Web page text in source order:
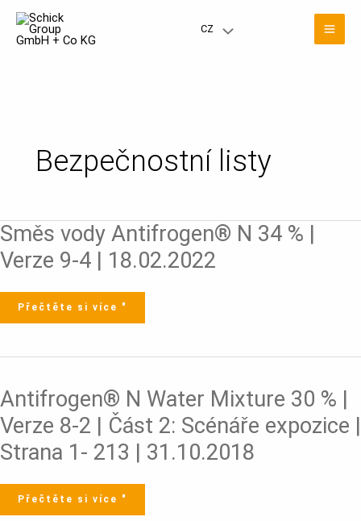
obsah
CZ Přepínač
Bezpečnostní listy
Směs vody Antifrogen® N 34 % |
Verze 9-4 | 18.02.2022
Směs
vody
Antifrogen®
34
%
9-
4
|
18.02.2022
Přečtěte si více "
Antifrogen® N Water Mixture 30 % |
Verze 8-2 | Část 2: Scénáře expozice |
Strana 1- 213 | 31.10.2018
Antifrogen®
N
Water
Mixture
30
%
|
Verze
8-
Část
2:
Scénáře
expozice
Přečtěte si více "
příspěvků